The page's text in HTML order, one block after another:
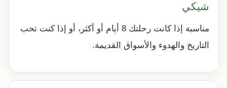
شيكي
مناسبة إذا كانت رحلتك 8 أيام أو أكثر، أو إذا كنت تحب
التاريخ والهدوء والأسواق القديمة.